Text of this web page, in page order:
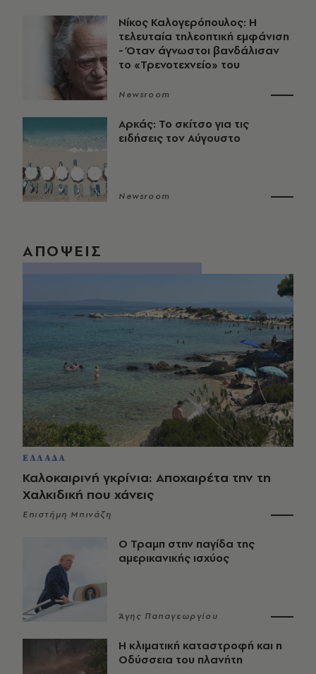
Νίκος Καλογερόπουλος: Η
τελευταία τηλεοπτική εμφάνιση
- Όταν άγνωστοι βανδάλισαν
το «Τρενοτεχνείο» του
Newsroom
Αρκάς: Το σκίτσο για τις
ειδήσεις τον Αύγουστο
Newsroom
ΑΠΟΨΕΙΣ
ΕΛΛΑΔΑ
Καλοκαιρινή γκρίνια: Αποχαιρέτα την τη
Χαλκιδική που χάνεις
Επιστήμη Μπινάζη
Ο Τραμπ στην παγίδα της
αμερικανικής ισχύος
Άγης Παπαγεωργίου
Η κλιματική καταστροφή και η
Οδύσσεια του πλανήτη